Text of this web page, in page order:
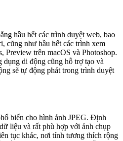
hầu hết các trình duyệt web, bao
cũng như hầu hết các trình xem
Preview trên macOS và Photoshop.
di động cũng hỗ trợ tạo và
sẽ tự động phát trong trình duyệt
biến cho hình ảnh JPEG. Định
liệu và rất phù hợp với ảnh chụp
tục khác, nơi tính tương thích rộng